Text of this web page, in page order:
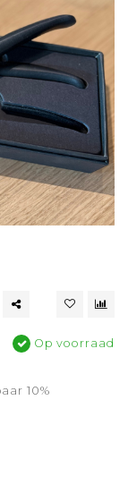
Op voorraad
10%